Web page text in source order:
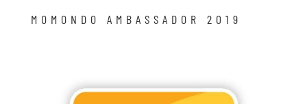
MOMONDO AMBASSADOR 2019